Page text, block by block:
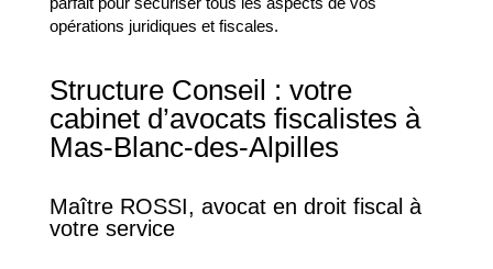
opérations juridiques et fiscales.
Structure Conseil : votre
cabinet d’avocats fiscalistes à
Mas-Blanc-des-Alpilles
Maître ROSSI, avocat en droit fiscal à
votre service